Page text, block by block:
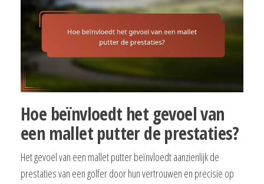
Hoe beïnvloedt het gevoel van
een mallet putter de prestaties?
Het gevoel van een mallet putter beïnvloedt aanzienlijk de
prestaties van een golfer door hun vertrouwen en precisie op